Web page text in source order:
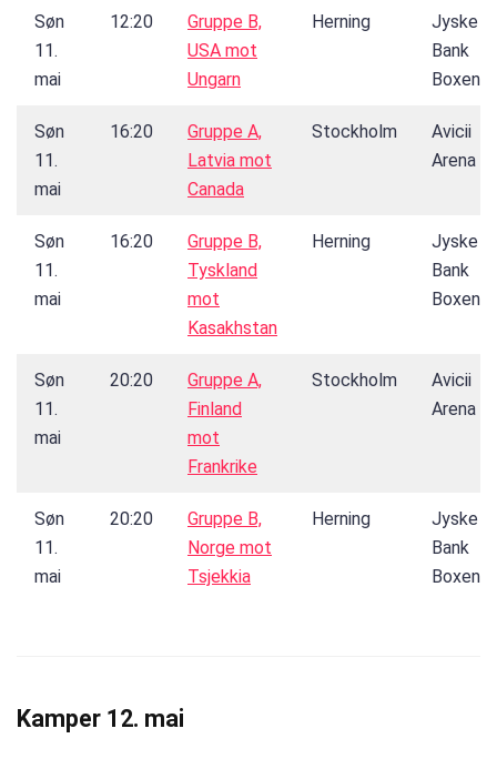
Søn
11.
mai
12:20
Gruppe B,
USA mot
Ungarn
Herning
Jyske
Bank
Boxen
Søn
11.
mai
16:20
Gruppe A,
Latvia mot
Canada
Stockholm
Avicii
Arena
Søn
11.
mai
16:20
Gruppe B,
Tyskland
mot
Kasakhstan
Herning
Jyske
Bank
Boxen
Søn
11.
mai
20:20
Gruppe A,
Finland
mot
Frankrike
Stockholm
Avicii
Arena
Søn
11.
mai
20:20
Gruppe B,
Norge mot
Tsjekkia
Herning
Jyske
Bank
Boxen
Kamper 12. mai